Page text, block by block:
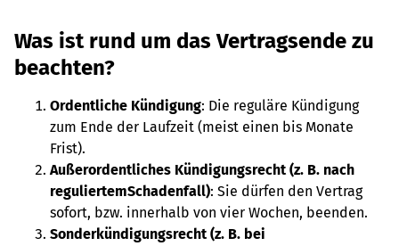
Was ist rund um das Vertragsende zu
beachten?
Ordentliche Kündigung: Die reguläre Kündigung
zum Ende der Laufzeit (meist einen bis Monate
Frist).
Außerordentliches Kündigungsrecht (z. B. nach
reguliertemSchadenfall): Sie dürfen den Vertrag
sofort, bzw. innerhalb von vier Wochen, beenden.
Sonderkündigungsrecht (z. B. bei